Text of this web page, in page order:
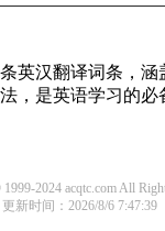
英汉翻译词条，涵
，是英语学习的必
2024 acqtc.com All
更新时间：2026/8/6 7:47:39